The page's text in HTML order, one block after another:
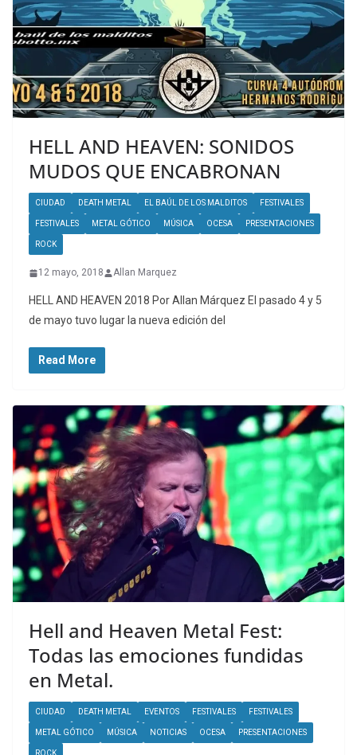
HELL AND HEAVEN: SONIDOS
MUDOS QUE ENCABRONAN
CIUDAD DEATH METAL EL BAÚL DE LOS MALDITOS FESTIVALES
FESTIVALES METAL GÓTICO MÚSICA OCESA PRESENTACIONES
ROCK
12 mayo, 2018 Allan Marquez
HELL AND HEAVEN 2018 Por Allan Márquez El pasado 4 y 5
de mayo tuvo lugar la nueva edición del
Read More
Hell and Heaven Metal Fest:
Todas las emociones fundidas
en Metal.
CIUDAD DEATH METAL EVENTOS FESTIVALES FESTIVALES
METAL GÓTICO MÚSICA NOTICIAS OCESA PRESENTACIONES
ROCK